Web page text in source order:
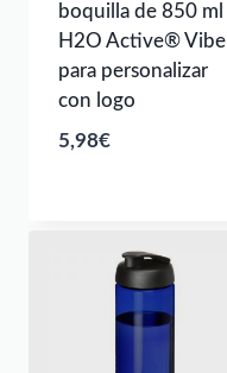
boquilla de 850 ml
H2O Active® Vibe
para personalizar
con logo
5,98€